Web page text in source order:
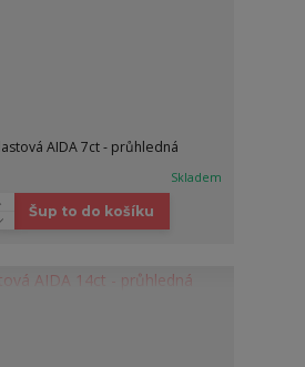
AIDA 7ct - průhledná
Skladem
Šup to do košíku